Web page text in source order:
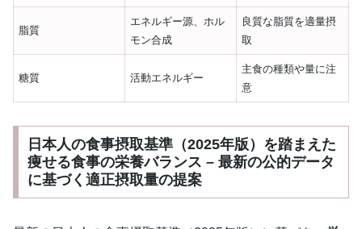
脂質
エネルギー源、ホル
モン合成
良質な脂質を適量摂
取
糖質 活動エネルギー
主食の種類や量に注
意
日本人の食事摂取基準（2025年版）を踏まえた
痩せる食事の栄養バランス – 最新の公的データ
に基づく適正摂取量の提案